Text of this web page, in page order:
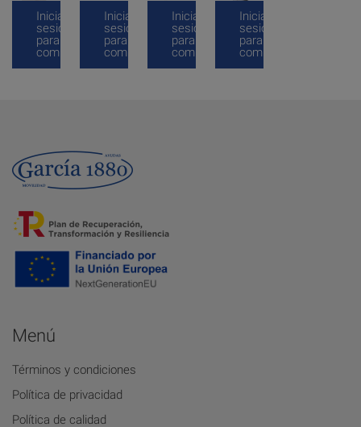
Inicia
sesión
para
comprar
Inicia
sesión
para
comprar
Inicia
sesión
para
comprar
Inicia
sesión
para
comprar
Menú
Términos y condiciones
Política de privacidad
Política de calidad